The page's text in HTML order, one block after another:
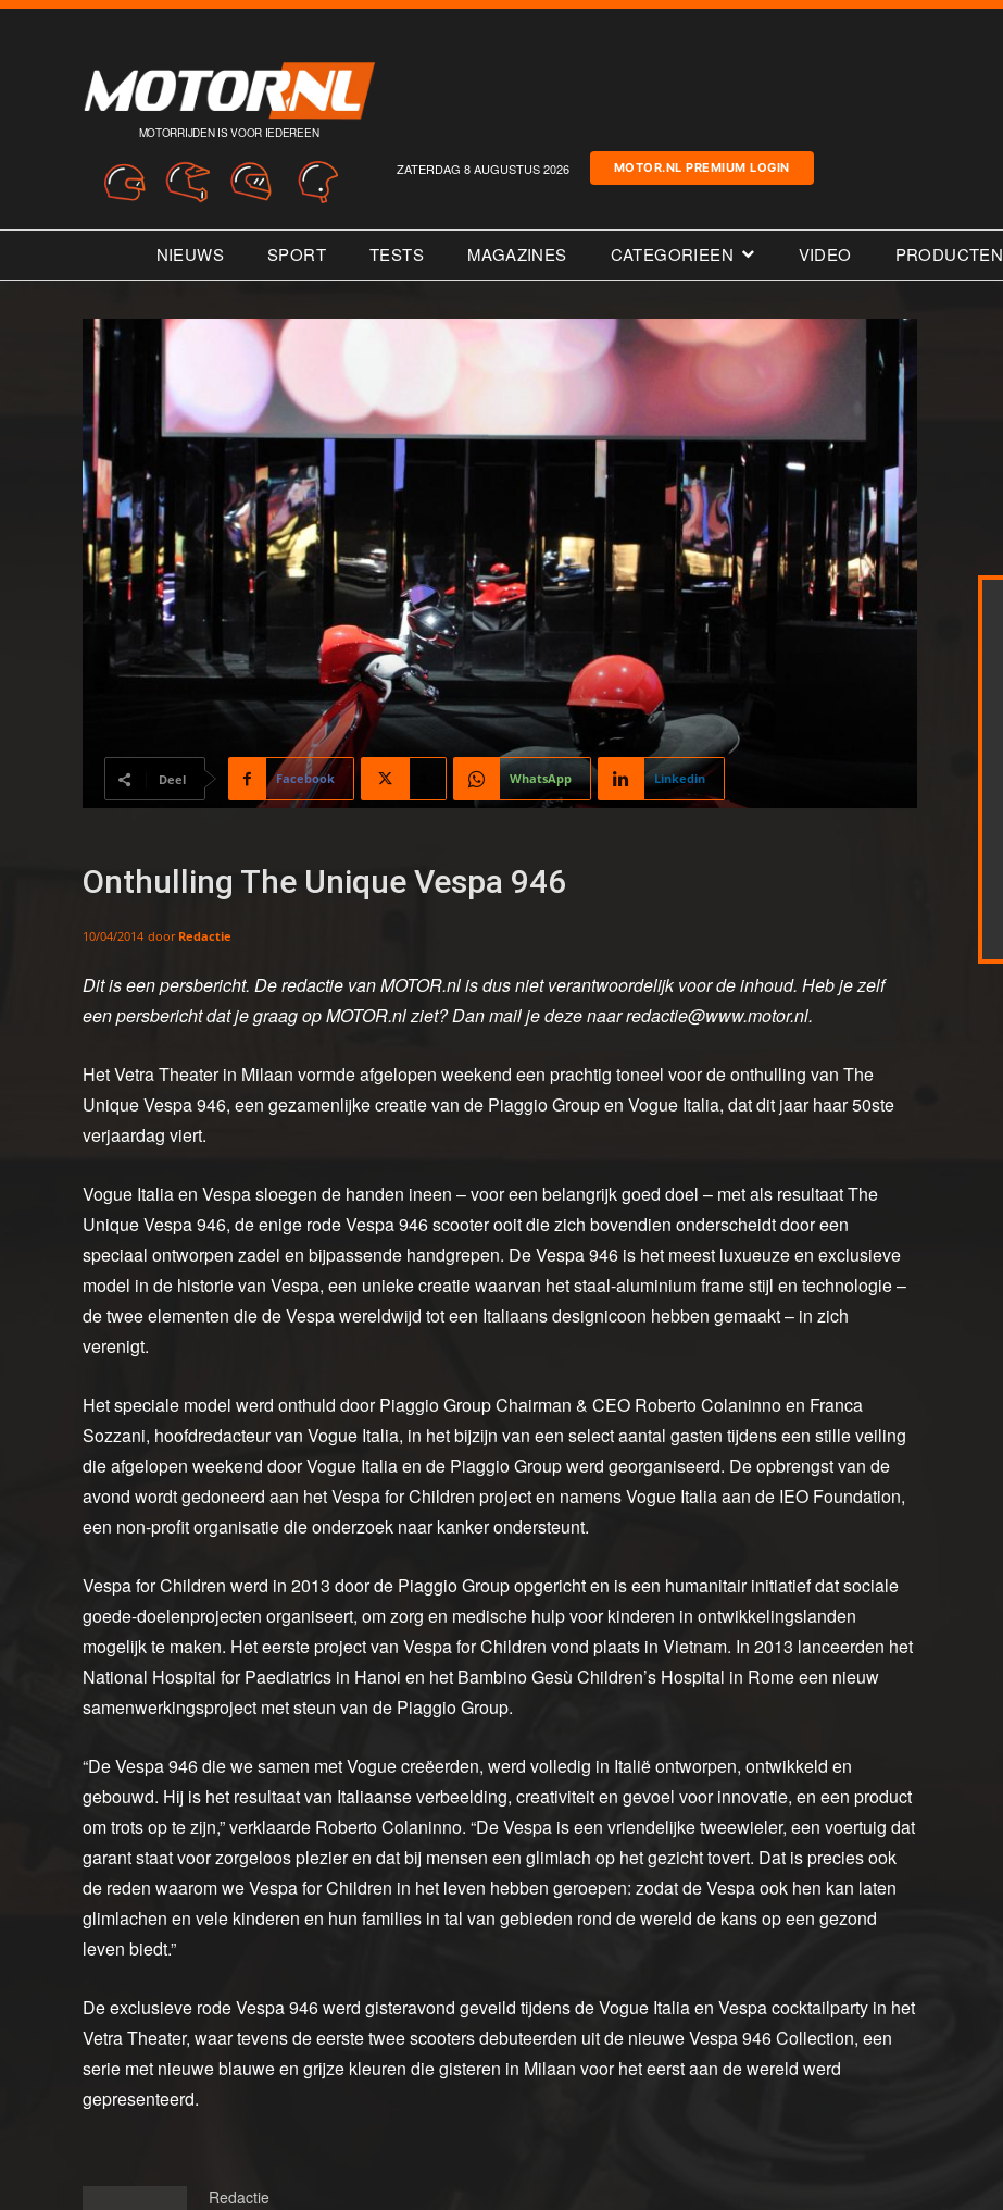
MOTORRIJDEN IS VOOR IEDEREEN
ZATERDAG 8 AUGUSTUS 2026 MOTOR.NL PREMIUM LOGIN
NIEUWS SPORT TESTS MAGAZINES CATEGORIEEN VIDEO PRODUCTEN
Deel Facebook WhatsApp Linkedin
Onthulling The Unique Vespa 946
10/04/2014 door Redactie
Dit is een persbericht. De redactie van MOTOR.nl is dus niet verantwoordelijk voor de inhoud. Heb je zelf
een persbericht dat je graag op MOTOR.nl ziet? Dan mail je deze naar redactie@www.motor.nl.
Het Vetra Theater in Milaan vormde afgelopen weekend een prachtig toneel voor de onthulling van The
Unique Vespa 946, een gezamenlijke creatie van de Piaggio Group en Vogue Italia, dat dit jaar haar 50ste
verjaardag viert.
Vogue Italia en Vespa sloegen de handen ineen – voor een belangrijk goed doel – met als resultaat The
Unique Vespa 946, de enige rode Vespa 946 scooter ooit die zich bovendien onderscheidt door een
speciaal ontworpen zadel en bijpassende handgrepen. De Vespa 946 is het meest luxueuze en exclusieve
model in de historie van Vespa, een unieke creatie waarvan het staal-aluminium frame stijl en technologie –
de twee elementen die de Vespa wereldwijd tot een Italiaans designicoon hebben gemaakt – in zich
verenigt.
Het speciale model werd onthuld door Piaggio Group Chairman & CEO Roberto Colaninno en Franca
Sozzani, hoofdredacteur van Vogue Italia, in het bijzijn van een select aantal gasten tijdens een stille veiling
die afgelopen weekend door Vogue Italia en de Piaggio Group werd georganiseerd. De opbrengst van de
avond wordt gedoneerd aan het Vespa for Children project en namens Vogue Italia aan de IEO Foundation,
een non-profit organisatie die onderzoek naar kanker ondersteunt.
Vespa for Children werd in 2013 door de Piaggio Group opgericht en is een humanitair initiatief dat sociale
goede-doelenprojecten organiseert, om zorg en medische hulp voor kinderen in ontwikkelingslanden
mogelijk te maken. Het eerste project van Vespa for Children vond plaats in Vietnam. In 2013 lanceerden het
National Hospital for Paediatrics in Hanoi en het Bambino Gesù Children’s Hospital in Rome een nieuw
samenwerkingsproject met steun van de Piaggio Group.
“De Vespa 946 die we samen met Vogue creëerden, werd volledig in Italië ontworpen, ontwikkeld en
gebouwd. Hij is het resultaat van Italiaanse verbeelding, creativiteit en gevoel voor innovatie, en een product
om trots op te zijn,” verklaarde Roberto Colaninno. “De Vespa is een vriendelijke tweewieler, een voertuig dat
garant staat voor zorgeloos plezier en dat bij mensen een glimlach op het gezicht tovert. Dat is precies ook
de reden waarom we Vespa for Children in het leven hebben geroepen: zodat de Vespa ook hen kan laten
glimlachen en vele kinderen en hun families in tal van gebieden rond de wereld de kans op een gezond
leven biedt.”
De exclusieve rode Vespa 946 werd gisteravond geveild tijdens de Vogue Italia en Vespa cocktailparty in het
Vetra Theater, waar tevens de eerste twee scooters debuteerden uit de nieuwe Vespa 946 Collection, een
serie met nieuwe blauwe en grijze kleuren die gisteren in Milaan voor het eerst aan de wereld werd
gepresenteerd.
Redactie